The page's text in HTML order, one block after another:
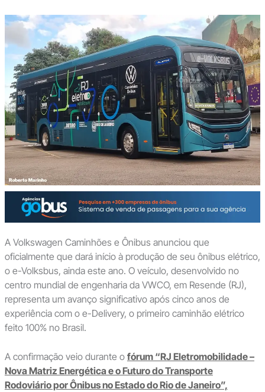
A Volkswagen Caminhões e Ônibus anunciou que
oficialmente que dará início à produção de seu ônibus elétrico,
o e-Volksbus, ainda este ano. O veículo, desenvolvido no
centro mundial de engenharia da VWCO, em Resende (RJ),
representa um avanço significativo após cinco anos de
experiência com o e-Delivery, o primeiro caminhão elétrico
feito 100% no Brasil.
A confirmação veio durante o fórum “RJ Eletromobilidade –
Nova Matriz Energética e o Futuro do Transporte
Rodoviário por Ônibus no Estado do Rio de Janeiro”,